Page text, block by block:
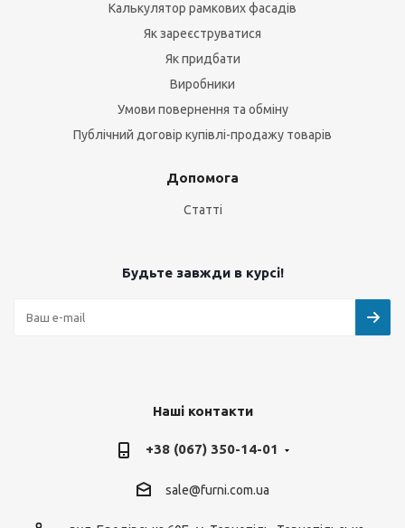
Калькулятор рамкових фасадів
Як зареєструватися
Як придбати
Виробники
Умови повернення та обміну
Публічний договір купівлі-продажу товарів
Допомога
Статті
Будьте завжди в курсі!
Наші контакти
+38 (067) 350-14-01
sale@furni.com.ua